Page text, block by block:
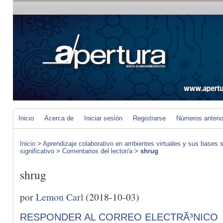
Inicio Acerca de Iniciar sesión Registrarse Números
Inicio > Aprendizaje colaborativo en ambientes virtuales y sus
significativo > Comentarios del lector/a> shrug
shrug
porLemon Carl (2018-10-03)
RESPONDER AL CORREO ELECTRÃ³NICO